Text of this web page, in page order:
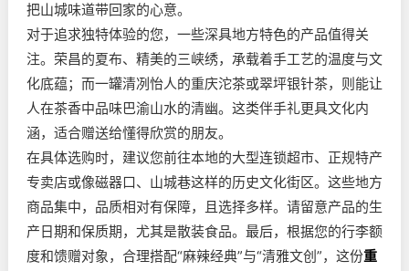
把山城味道带回家的心意。
对于追求独特体验的您，一些深具地方特色的产品值得关
注。荣昌的夏布、精美的三峡绣，承载着手工艺的温度与文
化底蕴；而一罐清冽怡人的重庆沱茶或翠坪银针茶，则能让
人在茶香中品味巴渝山水的清幽。这类伴手礼更具文化内
涵，适合赠送给懂得欣赏的朋友。
在具体选购时，建议您前往本地的大型连锁超市、正规特产
专卖店或像磁器口、山城巷这样的历史文化街区。这些地方
商品集中，品质相对有保障，且选择多样。请留意产品的生
产日期和保质期，尤其是散装食品。最后，根据您的行李额
度和馈赠对象，合理搭配“麻辣经典”与“清雅文创”，这份重